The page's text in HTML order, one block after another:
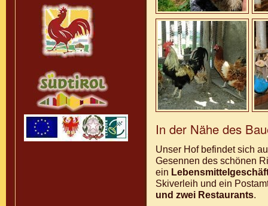
In der Nähe des
Unser Hof befindet sich
Gesennen des schönen
ein
Skiverleih und ein
und zwei Restaurants.